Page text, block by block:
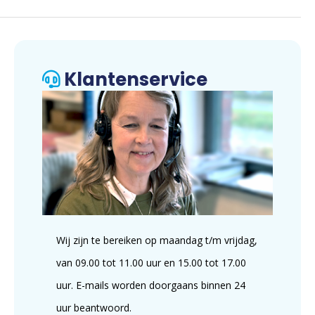
Klantenservice
Wij zijn te bereiken op maandag t/m vrijdag,
van 09.00 tot 11.00 uur en 15.00 tot 17.00
uur. E-mails worden doorgaans binnen 24
uur beantwoord.